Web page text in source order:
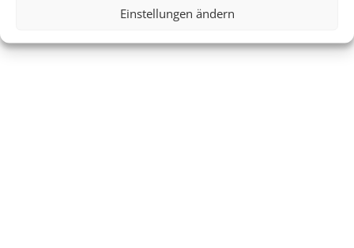
Einstellungen ändern